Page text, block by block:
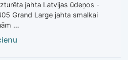
jahta Latvijas ūdeņos -
Grand Large jahta smalkai
...